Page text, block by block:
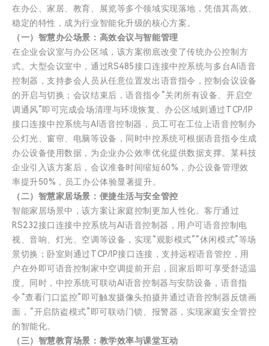
在办公、家居、教育、展览等多个领域实现落地，凭借其高效、
稳定的特性，成为行业智能化升级的核心方案。
（一）智慧办公场景：高效会议与智能管理
在企业会议室与办公区域，该方案彻底改变了传统办公控制方
式。大型会议室中，通过RS485接口连接中控系统与多台AI语音
控制器，支持参会人员从任意位置发出语音指令，控制会议设备
的开启与切换；会议结束后，语音指令“关闭所有设备、开启空
调通风”即可完成会场清理与环境恢复。办公区域则通过TCP/IP
接口连接中控系统与AI语音控制器，员工可在工位上语音控制办
公灯光、窗帘、电脑等设备，同时中控系统可根据语音指令生成
办公设备使用数据，为企业办公效率优化提供数据支撑。某科技
企业引入该方案后，会议准备时间缩短60%，办公设备管理效
率提升50%，员工办公体验显著提升。
（二）智慧家居场景：便捷生活与安全管控
智能家居场景中，该方案让家庭控制更加人性化。客厅通过
RS232接口连接中控系统与AI语音控制器，用户可语音控制电
视、音响、灯光、空调等设备，实现“观影模式”“休闲模式”等场
景切换；卧室则通过TCP/IP接口连接，支持远程语音管控，用
户在外即可语音控制家中空调提前开启，回家后即可享受舒适温
度。同时，中控系统可联动AI语音控制器与安防设备，语音指
令“查看门口监控”即可触发摄像头拍摄并通过语音控制器反馈画
面，“开启防盗模式”即可联动门锁、报警器，实现家庭安全管控
的智能化。
（三）智慧教育场景：教学效率与课堂互动